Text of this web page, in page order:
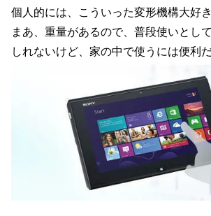
個人的には、こういった変形機構大好
まあ、重量があるので、普段使いとし
しれないけど、家の中で使うには便利